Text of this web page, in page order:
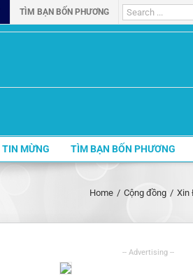
TÌM BẠN BỐN PHƯƠNG
Search
for:
TIN MỪNG TÌM BẠN BỐN PHƯƠNG
Home / Cộng đồng / Xin